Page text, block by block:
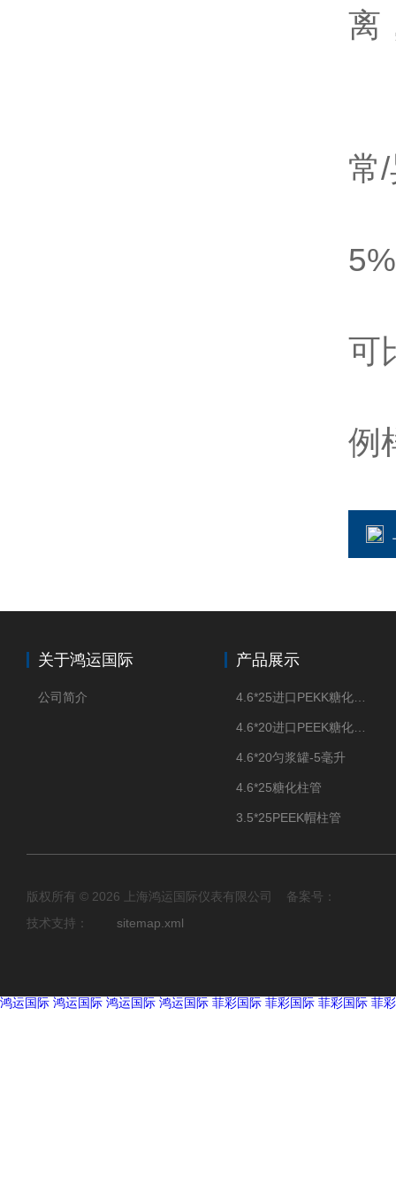
离
常
可
例
关于鸿运国际
公司简介
产品展示
4.6*20匀浆罐-5毫升
4.6*25糖化柱管
3.5*25PEEK帽柱管
版权所有 © 2026 上海鸿运国际仪表有限公司 备案号：
技术支持： sitemap.xml
鸿运国际 鸿运国际 鸿运国际 鸿运国际 菲彩国际 菲彩国际 菲彩国际 菲